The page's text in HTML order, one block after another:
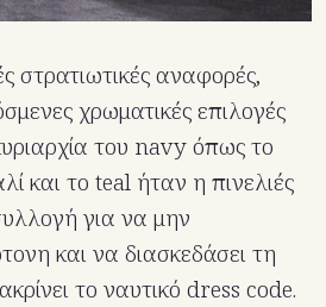
στρατιωτικές αναφορές,
χρωματικές επιλογές
του navy όπως το
και το teal ήταν η πινελιές
για να μην
και να διασκεδάσει τη
το ναυτικό dress code.